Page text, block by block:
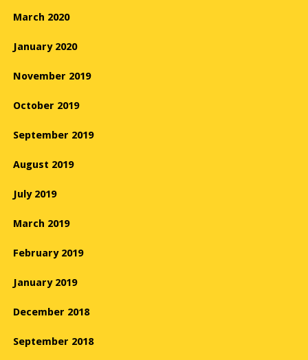
March 2020
January 2020
November 2019
October 2019
September 2019
August 2019
July 2019
March 2019
February 2019
January 2019
December 2018
September 2018